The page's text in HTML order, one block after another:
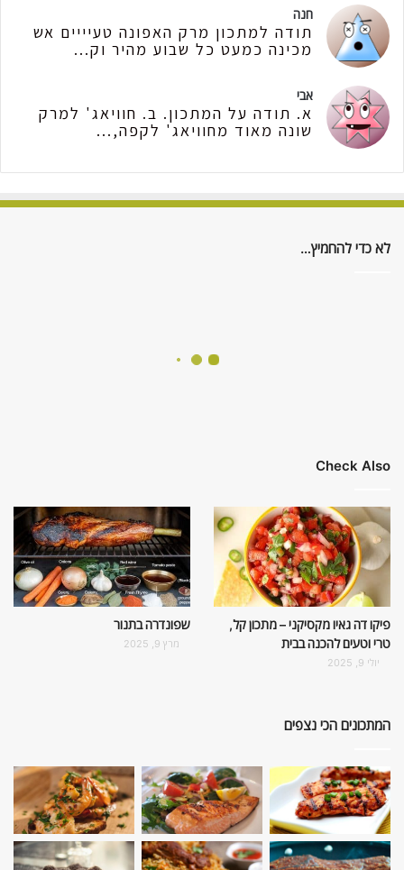
חנה
תודה למתכון מרק האפונה טעיייים אש
מכינה כמעט כל שבוע מהיר וק...
אבי
א. תודה על המתכון. ב. חוויאג' למרק
שונה מאוד מחוויאג' לקפה,...
לא כדי להחמיץ…
Check Also
פיקו דה גאיו מקסיקני – מתכון קל,
טרי וטעים להכנה בבית
יולי 9, 2025
שפונדרה בתנור
מרץ 9, 2025
המתכונים הכי נצפים